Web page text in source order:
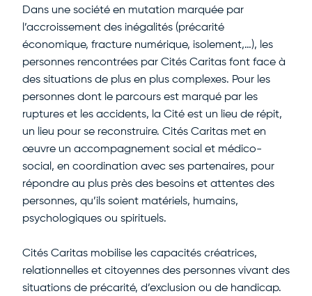
Dans une société en mutation marquée par
l’accroissement des inégalités (précarité
économique, fracture numérique, isolement,…), les
personnes rencontrées par Cités Caritas font face à
des situations de plus en plus complexes. Pour les
personnes dont le parcours est marqué par les
ruptures et les accidents, la Cité est un lieu de répit,
un lieu pour se reconstruire. Cités Caritas met en
œuvre un accompagnement social et médico-
social, en coordination avec ses partenaires, pour
répondre au plus près des besoins et attentes des
personnes, qu’ils soient matériels, humains,
psychologiques ou spirituels.
Cités Caritas mobilise les capacités créatrices,
relationnelles et citoyennes des personnes vivant des
situations de précarité, d’exclusion ou de handicap.